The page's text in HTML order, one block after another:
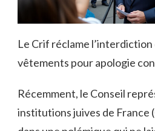
Le Crif réclame l’interdiction
vêtements pour apologie
Récemment, le Conseil
institutions juives de France